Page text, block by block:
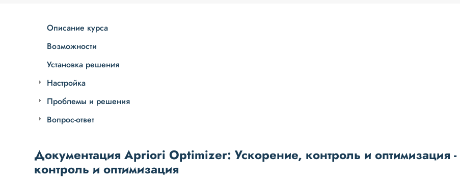
Описание курса
Возможности
Установка решения
Настройка
Проблемы и решения
Вопрос-ответ
Документация Apriori Optimizer: Ускорение, контроль и
контроль и оптимизация